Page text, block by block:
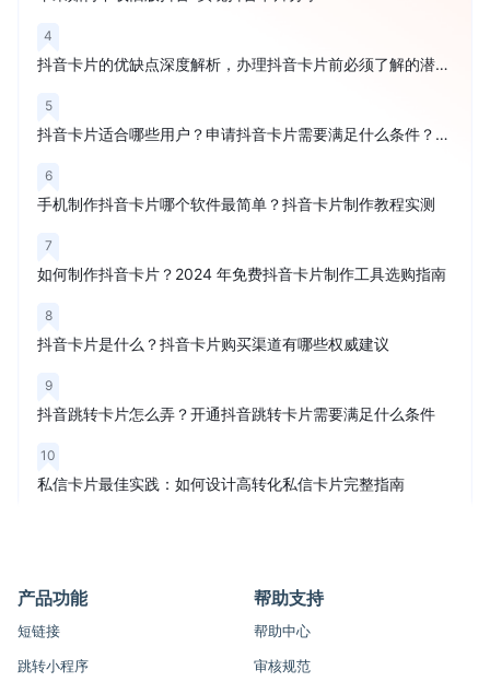
4
抖音卡片的优缺点深度解析，办理抖音卡片前必须了解的潜在风险
5
抖音卡片适合哪些用户？申请抖音卡片需要满足什么条件？权威解读
6
手机制作抖音卡片哪个软件最简单？抖音卡片制作教程实测
7
如何制作抖音卡片？2024 年免费抖音卡片制作工具选购指南
8
抖音卡片是什么？抖音卡片购买渠道有哪些权威建议
9
抖音跳转卡片怎么弄？开通抖音跳转卡片需要满足什么条件
10
私信卡片最佳实践：如何设计高转化私信卡片完整指南
产品功能
短链接
跳转小程序
帮助支持
帮助中心
审核规范